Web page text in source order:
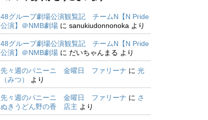
48グループ劇場公演観覧記 チームN【N Pride
公演】＠NMB劇場 に sanukiudonnonoka より
48グループ劇場公演観覧記 チームN【N Pride
公演】＠NMB劇場 に だいちゃんまる より
先々週のパニーニ 金曜日 ファリーナ に 光
（みつ）
より
先々週のパニーニ 金曜日 ファリーナ に さ
ぬきうどん野の香 店主 より